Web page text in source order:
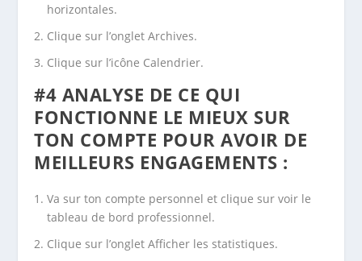
horizontales.
Clique sur l’onglet Archives.
Clique sur l’icône Calendrier.
#4 ANALYSE DE CE QUI
FONCTIONNE LE MIEUX SUR
TON COMPTE POUR AVOIR DE
MEILLEURS ENGAGEMENTS :
Va sur ton compte personnel et clique sur voir le
tableau de bord professionnel.
Clique sur l’onglet Afficher les statistiques.